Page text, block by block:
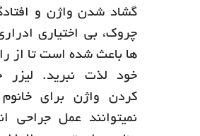
گشاد شدن واژن و
چروک، بی اختیاری
ها باعث شده است تا از
خود لذت نبرید.
کردن واژن برای
نمیتوانند عمل جراحی